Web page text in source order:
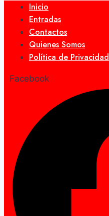
Inicio
Entradas
Contactos
Quienes Somos
Política de Privacidad
Facebook